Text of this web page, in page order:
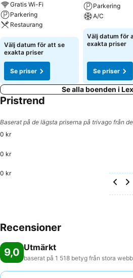
Gratis Wi-Fi
Parkering
Restaurang
Välj datum för att se
exakta priser
Se priser
Parkering
A/C
Välj datum för
exakta priser
Se priser
Se alla boenden i
Pristrend
Baserat på de lägsta priserna på trivago från
0 kr
0 kr
0 kr
Recensioner
9,0 Utmärkt
baserat på 1 518 betyg från stora